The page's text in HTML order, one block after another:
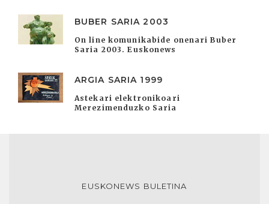
BUBER SARIA 2003
On line komunikabide onenari Buber
Saria 2003. Euskonews
ARGIA SARIA 1999
Astekari elektronikoari
Merezimenduzko Saria
EUSKONEWS BULETINA